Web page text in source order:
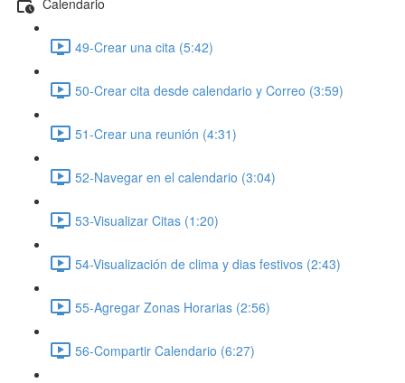
49-Crear una cita (5:42)
50-Crear cita desde calendario y Correo (3:59)
51-Crear una reunión (4:31)
52-Navegar en el calendario (3:04)
53-Visualizar Citas (1:20)
54-Visualización de clima y dias festivos (2:43)
55-Agregar Zonas Horarias (2:56)
56-Compartir Calendario (6:27)